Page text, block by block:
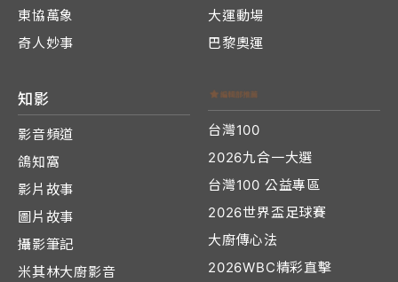
東協萬象
奇人妙事
大運動場
巴黎奧運
知影
影音頻道
鴿知窩
影片故事
圖片故事
攝影筆記
米其林大廚影音
台灣100
2026九合一大選
台灣100 公益專區
2026世界盃足球賽
大廚傳心法
2026WBC精彩直擊